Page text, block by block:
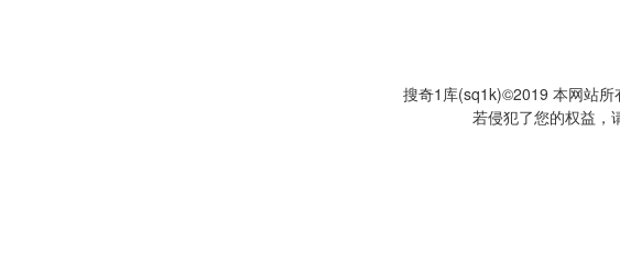
搜奇1库(sq1k)©2019 本网站所
若侵犯了您的权益，